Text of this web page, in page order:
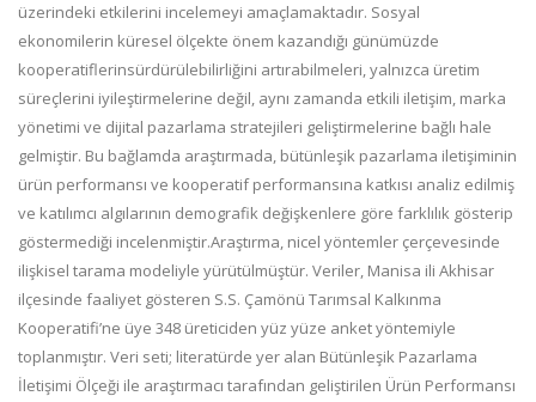
üzerindeki etkilerini incelemeyi amaçlamaktadır. Sosyal
ekonomilerin küresel ölçekte önem kazandığı günümüzde
kooperatiflerinsürdürülebilirliğini artırabilmeleri, yalnızca üretim
süreçlerini iyileştirmelerine değil, aynı zamanda etkili iletişim, marka
yönetimi ve dijital pazarlama stratejileri geliştirmelerine bağlı hale
gelmiştir. Bu bağlamda araştırmada, bütünleşik pazarlama iletişiminin
ürün performansı ve kooperatif performansına katkısı analiz edilmiş
ve katılımcı algılarının demografik değişkenlere göre farklılık gösterip
göstermediği incelenmiştir.Araştırma, nicel yöntemler çerçevesinde
ilişkisel tarama modeliyle yürütülmüştür. Veriler, Manisa ili Akhisar
ilçesinde faaliyet gösteren S.S. Çamönü Tarımsal Kalkınma
Kooperatifi’ne üye 348 üreticiden yüz yüze anketyöntemiyle
toplanmıştır. Veri seti; literatürde yer alan Bütünleşik Pazarlama
İletişimi Ölçeği ile araştırmacı tarafından geliştirilen Ürün Performansı